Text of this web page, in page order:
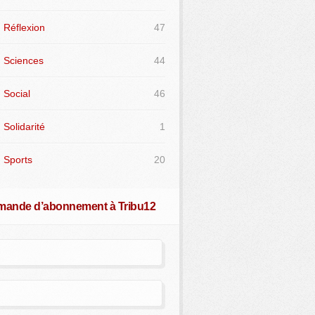
Réflexion 47
Sciences 44
Social 46
Solidarité 1
Sports 20
d’abonnement à Tribu12